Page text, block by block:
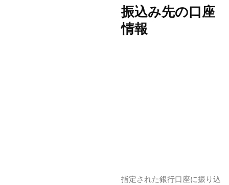
振込み先の口座
情報
指定された銀行口座に振り込